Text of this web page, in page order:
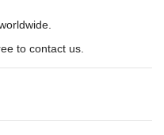
to contact us.